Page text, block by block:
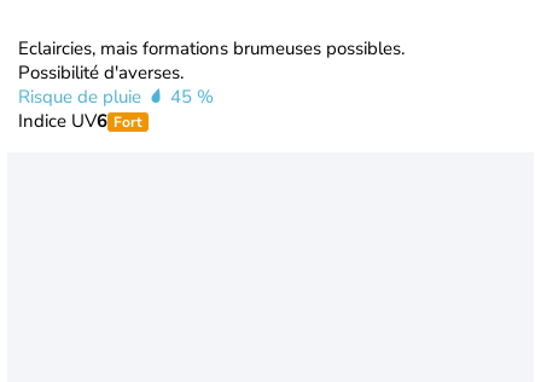
Eclaircies, mais formations brumeuses possibles.
Possibilité d'averses.
Risque de pluie
45 %
Indice UV6 Fort